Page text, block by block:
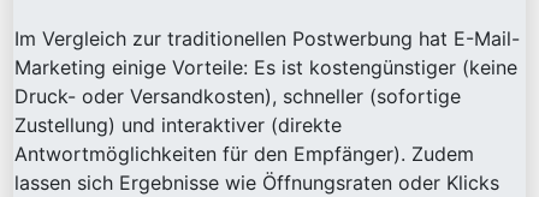
Im Vergleich zur traditionellen Postwerbung hat E-Mail-
Marketing einige Vorteile: Es ist kostengünstiger (keine
Druck- oder Versandkosten), schneller (sofortige
Zustellung) und interaktiver (direkte
Antwortmöglichkeiten für den Empfänger). Zudem
lassen sich Ergebnisse wie Öffnungsraten oder Klicks